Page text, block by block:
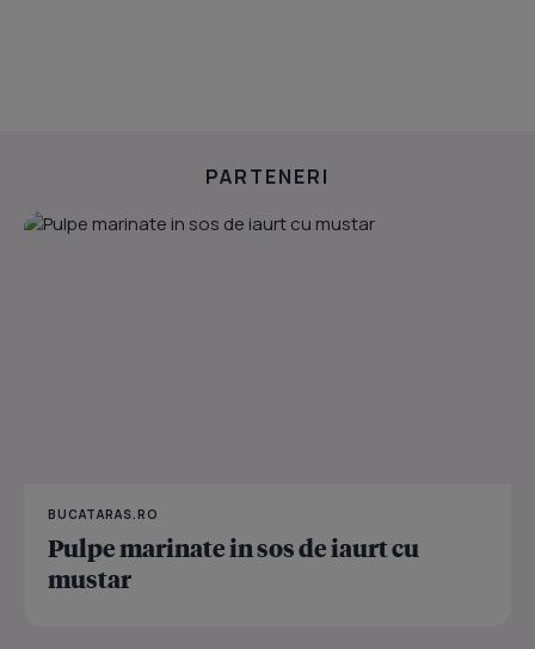
PARTENERI
BUCATARAS.RO
Pulpe marinate in sos de iaurt cu
mustar